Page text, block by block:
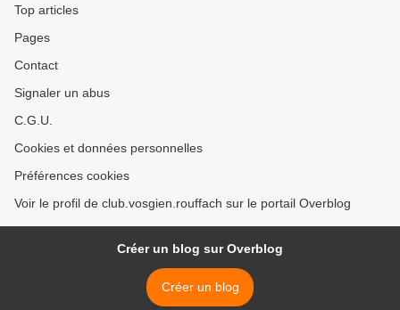
Top articles
Pages
Contact
Signaler un abus
C.G.U.
Cookies et données personnelles
Préférences cookies
Voir le profil de club.vosgien.rouffach sur le portail Overblog
Créer un blog sur Overblog
Créer un blog